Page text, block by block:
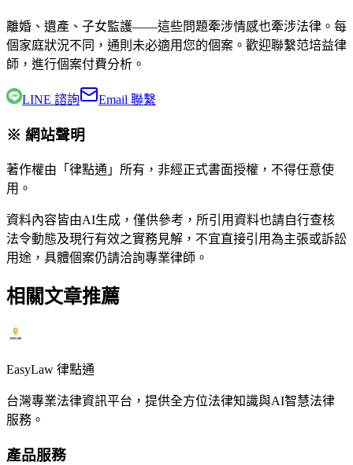
離婚、遺產、子女監護——這些問題牽涉情感也牽涉法律。每
個家庭狀況不同，通則未必適用您的個案。歡迎聯繫范培益律
師 ，進行個案付費分析。
LINE 諮詢 Email 聯繫
※ 網站聲明
著作權由「律點通」所有，非經正式書面授權，不得任意使
用。
資料內容皆由AI生成，僅供參考，所引用資料也請自行查核
法令動態及現行有效之實務見解，不宜直接引用為主張或訴訟
用途，具體個案仍請洽詢專業律師。
相關文章推薦
EasyLaw 律點通
台灣專業法律資訊平台，提供全方位法律知識與AI智慧法律
服務。
產品服務